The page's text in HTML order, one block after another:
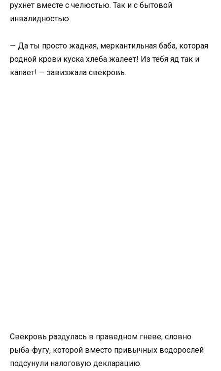
рухнет вместе с челюстью. Так и с бытовой
инвалидностью.
— Да ты просто жадная, меркантильная баба, которая
родной крови куска хлеба жалеет! Из тебя яд так и
капает! — завизжала свекровь.
Свекровь раздулась в праведном гневе, словно
рыба-фугу, которой вместо привычных водорослей
подсунули налоговую декларацию.